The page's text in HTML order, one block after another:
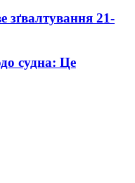
зґвалтування 21-
судна: Це